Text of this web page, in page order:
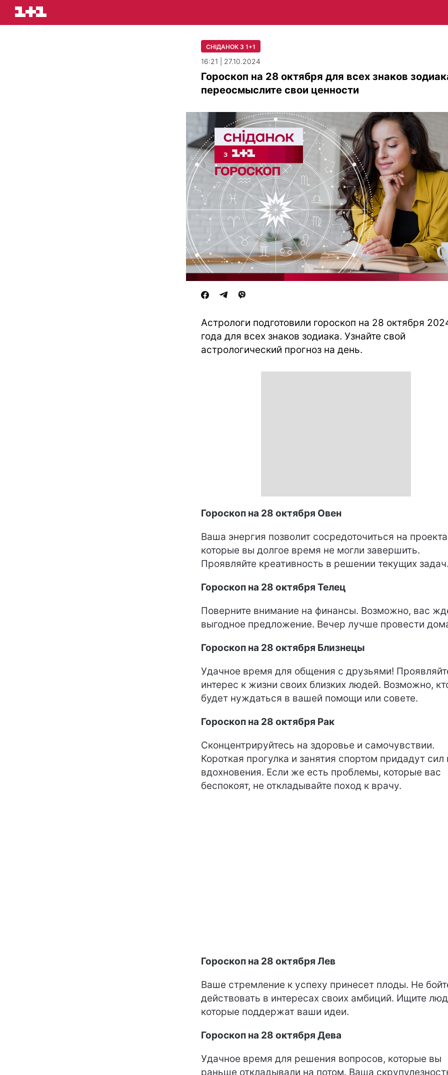
СНІДАНОК З 1+1
16:21 | 27.10.2024
Гороскоп на 28 октября для всех знаков
переосмыслите свои ценности
Астрологи подготовили гороскоп на 28 октября
года для всех знаков зодиака. Узнайте свой
астрологический прогноз на день.
Гороскоп на 28 октября Овен
Ваша энергия позволит сосредоточиться на
которые вы долгое время не могли завершить.
Проявляйте креативность в решении текущих
Гороскоп на 28 октября Телец
Поверните внимание на финансы. Возможно, вас
выгодное предложение. Вечер лучше провести
Гороскоп на 28 октября Близнецы
Удачное время для общения с друзьями!
интерес к жизни своих близких людей. Возможно,
будет нуждаться в вашей помощи или совете.
Гороскоп на 28 октября Рак
Сконцентрируйтесь на здоровье и самочувствии.
Короткая прогулка и занятия спортом придадут сил
вдохновения. Если же есть проблемы, которые вас
беспокоят, не откладывайте поход к врачу.
Гороскоп на 28 октября Лев
Ваше стремление к успеху принесет плоды. Не
действовать в интересах своих амбиций. Ищите
которые поддержат ваши идеи.
Гороскоп на 28 октября Дева
Удачное время для решения вопросов, которые вы
раньше откладывали на потом. Ваша